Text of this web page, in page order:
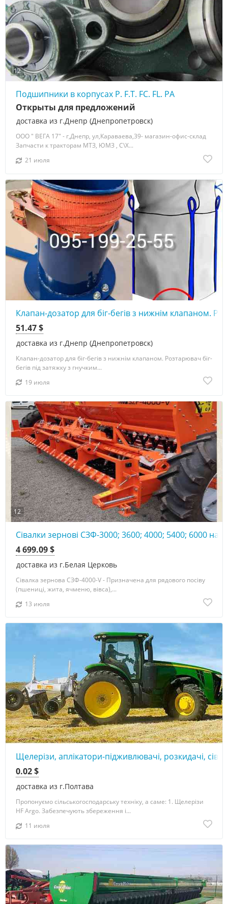
12
Подшипники в корпусах P. F.T. FC. FL. PA
доставка из г.Днепр (Днепропетровск)
Открыты для предложений
ООО " ВЕГА 17" - г,Днепр, ул,Караваева,39- магазин-офис-склад
Запчасти к тракторам МТЗ, ЮМЗ , С\Х...
21 июля
Клапан-дозатор для біг-бегів з нижнім клапаном.
доставка из г.Днепр (Днепропетровск)
51.47 $
Клапан-дозатор для біг-бегів з нижнім клапаном. Розтарювач біг-
бегів під затяжку з гнучким...
19 июля
12
Сівалки зернові СЗФ-3000; 3600; 4000; 5400; 6000
доставка из г.Белая Церковь
4 699.09 $
Сівалка зернова СЗФ-4000-V - Призначена для рядового посіву
(пшениці, жита, ячменю, вівса),...
13 июля
Щелерізи, аплікатори-підживлювачі, розкидачі,
доставка из г.Полтава
0.02 $
Пропонуємо сільськогосподарську техніку, а саме: 1. Щелерізи
HF Argo. Забезпечують збереження і...
11 июля